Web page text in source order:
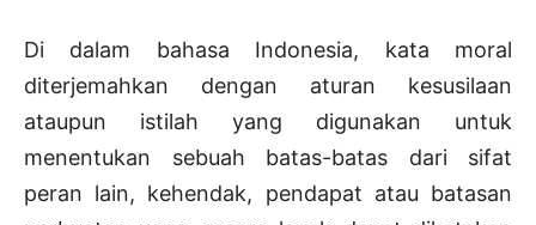
Di dalam bahasa Indonesia, kata moral
diterjemahkan dengan aturan kesusilaan
ataupun istilah yang digunakan untuk
menentukan sebuah batas-batas dari sifat
peran lain, kehendak, pendapat atau batasan